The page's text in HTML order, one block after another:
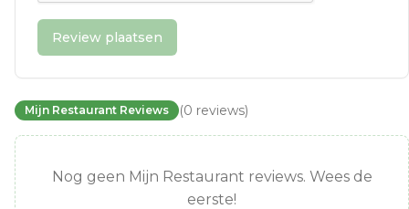
Review plaatsen
Mijn Restaurant Reviews (0 reviews)
Nog geen Mijn Restaurant reviews. Wees de
eerste!